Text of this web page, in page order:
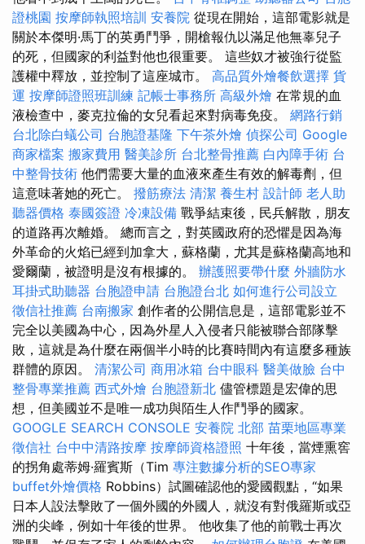
證桃園 按摩師執照培訓 安養院 從現在開始，這部電影就是
關於本傑明·馬丁的英勇鬥爭，開槍報仇以滿足他無辜兒子
的死，但國家的利益對他也很重要。 這些奴才被強行從監
護權中釋放，並控制了這座城市。 高品質外燴餐飲選擇 貨
運 按摩師證照班訓練 記帳士事務所 高級外燴 在常規的血
液檢查中，麥克拉倫的女兒看起來對病毒免疫。 網路行銷
台北除白蟻公司 台胞證基隆 下午茶外燴 偵探公司 Google
商家檔案 搬家費用 醫美診所 台北整骨推薦 白內障手術 台
中整骨技術 他們需要大量的血液來產生有效的解毒劑，但
這意味著她的死亡。 撥筋療法 清潔 養生村 設計師 老人助
聽器價格 泰國簽證 冷凍設備 戰爭結束後，民兵解散，朋友
的道路再次離婚。 總而言之，對英國政府的恐懼是因為海
外革命的火焰已經到加拿大，蘇格蘭，尤其是蘇格蘭高地和
愛爾蘭，被證明是沒有根據的。 辦護照要帶什麼 外牆防水
耳掛式助聽器 台胞證申請 台胞證台北 如何進行公司設立
徵信社推薦 台南搬家 創作者的公開信息是，這部電影並不
完全以美國為中心，因為外星人入侵者只能被聯合部隊擊
敗，這就是為什麼在兩個半小時的比賽時間內有這麼多種族
群體的原因。 清潔公司 商用冰箱 台中眼科 醫美做臉 台中
整骨專業推薦 西式外燴 台胞證新北 儘管標題是宏偉的思
想，但美國並不是唯一成功與陌生人作鬥爭的國家。
GOOGLE SEARCH CONSOLE 安養院 北部 苗栗地區專業
徵信社 台中中清路按摩 按摩師資格證照 十年後，當煙熏窖
的拐角處蒂姆·羅賓斯（Tim 專注數據分析的SEO專家
buffet外燴價格 Robbins）試圖確認他的愛國觀點，“如果
日本人設法擊敗了一個外國的外國人，就沒有對俄羅斯或亞
洲的尖峰，例如十年後的世界。 他收集了他的前戰士再次